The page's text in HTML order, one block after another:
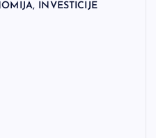
INVESTICIJE